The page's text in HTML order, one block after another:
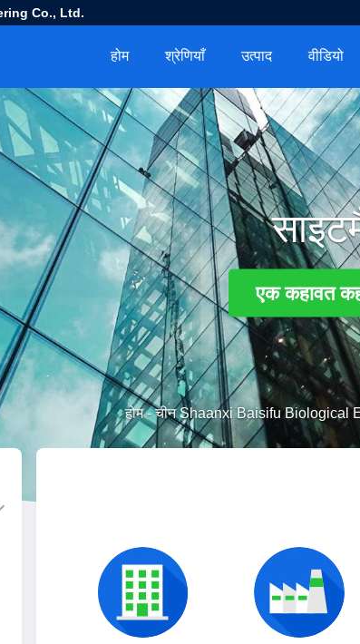
Co., Ltd.
होम श्रेणियाँ उत्पाद वीडियो
एक कहावत
होम-चीन Shaanxi Baisifu Biological